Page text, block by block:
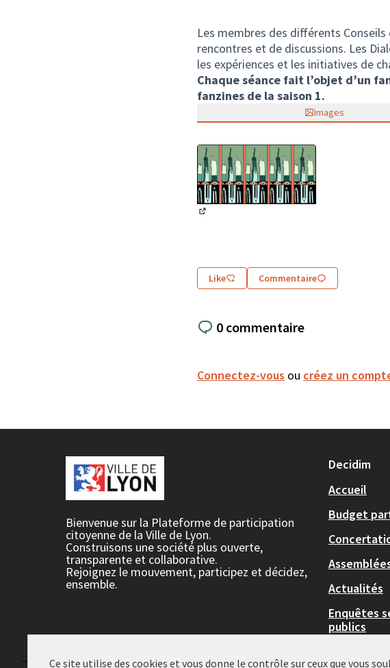
Les membres des différents
rencontres et de discussions. Les
les expériences et les initiatives de
Chaque séance fait l’objet d’un
fanzines de la saison 1.
Images
Like Commentaire
0 commentaire
Connectez-vous ou créez un
Bienvenue sur la Plateforme de participation
citoyenne de la Ville de Lyon.
Construisons une société plus ouverte,
transparente et collaborative.
Rejoignez le mouvement, participez et décidez,
ensemble.
Decidim
Accueil
Budget
Actualités
Enquêtes
publics
Ce site utilise des cookies et vous donne le contrôle sur ceux que vous